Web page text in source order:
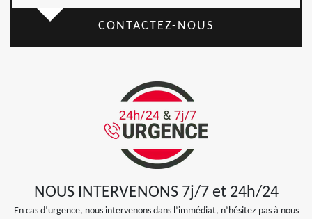
CONTACTEZ-NOUS
NOUS INTERVENONS 7j/7 et 24h/24
En cas d’urgence, nous intervenons dans l’immédiat, n’hésitez pas à nous